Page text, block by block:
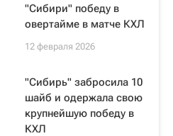
"Сибири" победу в
овертайме в матче КХЛ
12 февраля 2026
"Сибирь" забросила 10
шайб и одержала свою
крупнейшую победу в
КХЛ